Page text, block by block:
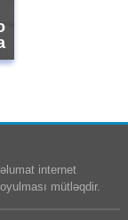
internet
mütləqdir.